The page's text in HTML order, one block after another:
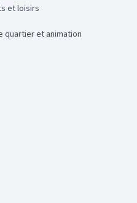
et loisirs
quartier et animation